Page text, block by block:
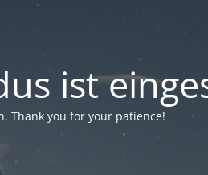
ist
Thank you for your patience!